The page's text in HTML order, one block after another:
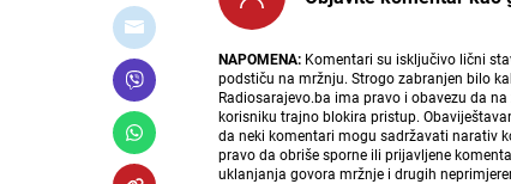
NAPOMENA: Komentari su isključivo lični
podstiču na mržnju. Strogo zabranjen bilo
Radiosarajevo.ba ima pravo i obavezu da
korisniku trajno blokira pristup.
da neki komentari mogu sadržavati narativ
pravo da obriše sporne ili prijavljene
uklanjanja govora mržnje i drugih